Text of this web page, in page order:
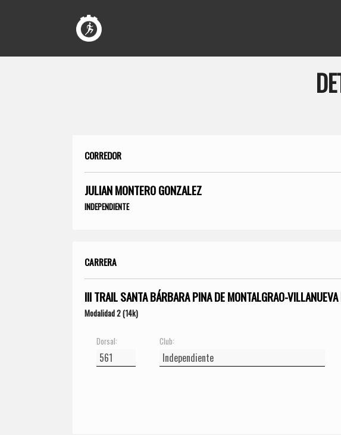
CORREDOR
JULIAN MONTERO GONZALEZ
INDEPENDIENTE
CARRERA
III TRAIL SANTA BÁRBARA PINA DE MONTALGRAO-
Modalidad 2 (14k)
Dorsal: Club: